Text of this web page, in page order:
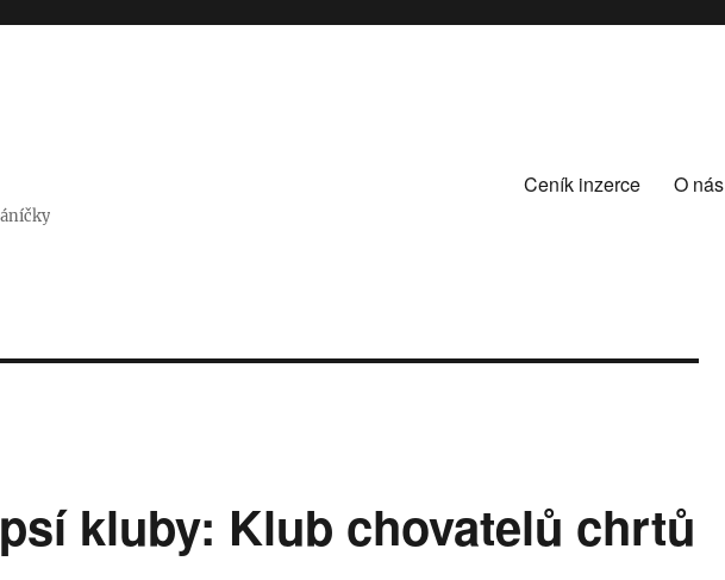
Ceník inzerce O nás
kluby: Klub chovatelů chrtů